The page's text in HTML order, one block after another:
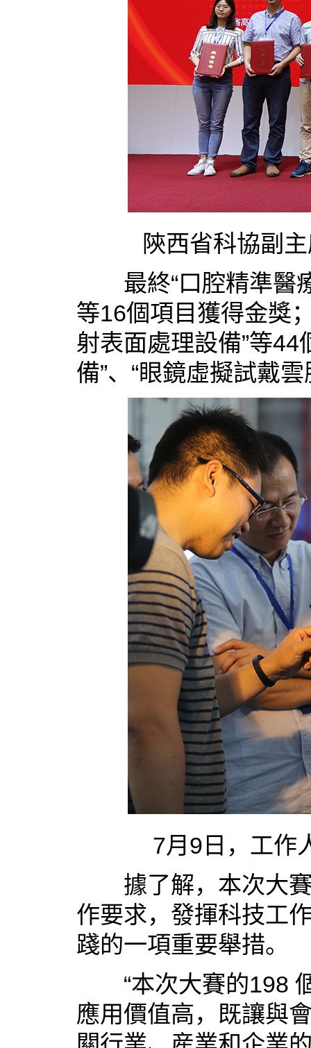
陝西省科協副主
最終“口腔精準醫療
等16個項目獲得金獎
射表面處理設備”等
備”、“眼鏡虛擬試戴
7月9日，工作人
據了解，本次大賽
作要求，發揮科技工
踐的一項重要舉措。
“本次大賽的198 個
應用價值高，既讓與